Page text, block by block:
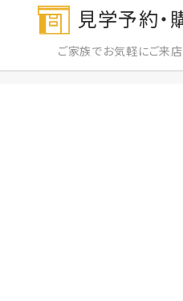
見学予約・
ご家族でお気軽にご来店